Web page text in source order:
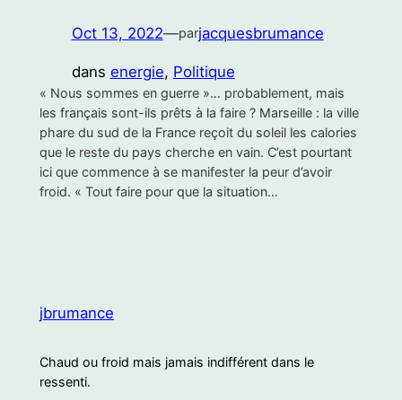
Oct 13, 2022—parjacquesbrumance
dans energie, Politique
« Nous sommes en guerre »… probablement, mais
les français sont-ils prêts à la faire ? Marseille : la ville
phare du sud de la France reçoit du soleil les calories
que le reste du pays cherche en vain. C’est pourtant
ici que commence à se manifester la peur d’avoir
froid. « Tout faire pour que la situation…
jbrumance
Chaud ou froid mais jamais indifférent dans le
ressenti.